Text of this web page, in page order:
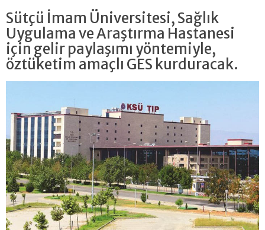
Sütçü İmam Üniversitesi, Sağlık
Uygulama ve Araştırma Hastanesi
için gelir paylaşımı yöntemiyle,
öztüketim amaçlı GES kurduracak.